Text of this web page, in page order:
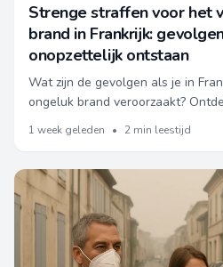
Strenge straffen voor het
brand in Frankrijk:
onopzettelijk ontstaan
Wat zijn de gevolgen als je in
ongeluk brand veroorzaakt?
aansprakelijkheid voor inwoners
1 week geleden • 2 min leestijd